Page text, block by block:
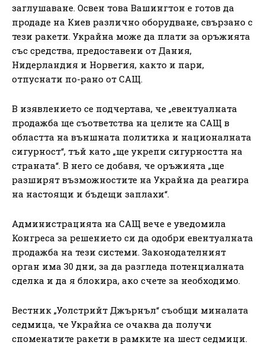
заглушаване. Освен това Вашингтон е готов да
продаде на Киев различно оборудване, свързано с
тези ракети. Украйна може да плати за оръжията
със средства, предоставени от Дания,
Нидерландия и Норвегия, както и пари,
отпуснати по-рано от САЩ.
В изявлението се подчертава, че „евентуалната
продажба ще съответства на целите на САЩ в
областта на външната политика и националната
сигурност“, тъй като „ще укрепи сигурността на
страната“. В него се добавя, че оръжията „ще
разширят възможностите на Украйна да реагира
на настоящи и бъдещи заплахи“.
Администрацията на САЩ вече е уведомила
Конгреса за решението си да одобри евентуалната
продажба на тези системи. Законодателният
орган има 30 дни, за да разгледа потенциалната
сделка и да я блокира, ако счете за необходимо.
Вестник „Уолстрийт Джърнъл“ съобщи миналата
седмица, че Украйна се очаква да получи
споменатите ракети в рамките на шест седмици.